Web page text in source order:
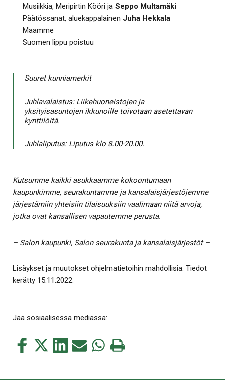
Musiikkia, Meripirtin Kööri ja Seppo Multamäki
Päätössanat, aluekappalainen Juha Hekkala
Maamme
Suomen lippu poistuu
Suuret kunniamerkit
Juhlavalaistus: Liikehuoneistojen ja
yksityisasuntojen ikkunoille toivotaan asetettavan
kynttilöitä.
Juhlaliputus: Liputus klo 8.00-20.00.
Kutsumme kaikki asukkaamme kokoontumaan
kaupunkimme, seurakuntamme ja kansalaisjärjestöjemme
järjestämiin yhteisiin tilaisuuksiin vaalimaan niitä arvoja,
jotka ovat kansallisen vapautemme perusta.
– Salon kaupunki, Salon seurakunta ja kansalaisjärjestöt –
Lisäykset ja muutokset ohjelmatietoihin mahdollisia. Tiedot
kerätty 15.11.2022.
Jaa sosiaalisessa mediassa:
Jaa
Jaa
Jaa Jaa Jaa Tulosta